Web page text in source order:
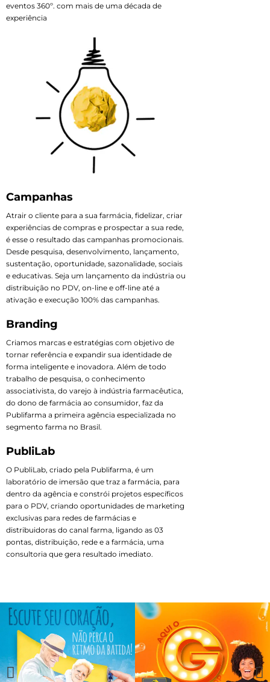
eventos 360º. com mais de uma década de
experiência
Campanhas
Atrair o cliente para a sua farmácia, fidelizar, criar
experiências de compras e prospectar a sua rede,
é esse o resultado das campanhas promocionais.
Desde pesquisa, desenvolvimento, lançamento,
sustentação, oportunidade, sazonalidade, sociais
e educativas. Seja um lançamento da indústria ou
distribuição no PDV, on-line e off-line até a
ativação e execução 100% das campanhas.
Branding
Criamos marcas e estratégias com objetivo de
tornar referência e expandir sua identidade de
forma inteligente e inovadora. Além de todo
trabalho de pesquisa, o conhecimento
associativista, do varejo à indústria farmacêutica,
do dono de farmácia ao consumidor, faz da
Publifarma a primeira agência especializada no
segmento farma no Brasil.
PubliLab
O PubliLab, criado pela Publifarma, é um
laboratório de imersão que traz a farmácia, para
dentro da agência e constrói projetos específicos
para o PDV, criando oportunidades de marketing
exclusivas para redes de farmácias e
distribuidoras do canal farma, ligando as 03
pontas, distribuição, rede e a farmácia, uma
consultoria que gera resultado imediato.